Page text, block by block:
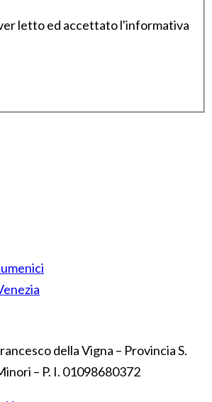
letto ed accettato l'informativa
della Vigna – Provincia S.
– P. I. 01098680372